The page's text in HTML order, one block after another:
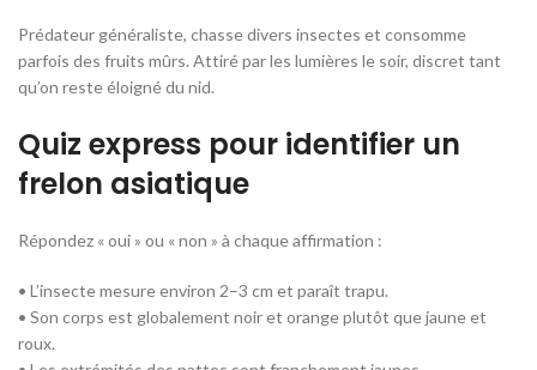
Prédateur généraliste, chasse divers insectes et consomme
parfois des fruits mûrs. Attiré par les lumières le soir, discret tant
qu’on reste éloigné du nid.
Quiz express pour identifier un
frelon asiatique
Répondez « oui » ou « non » à chaque affirmation :
• L’insecte mesure environ 2–3 cm et paraît trapu.
• Son corps est globalement noir et orange plutôt que jaune et
roux.